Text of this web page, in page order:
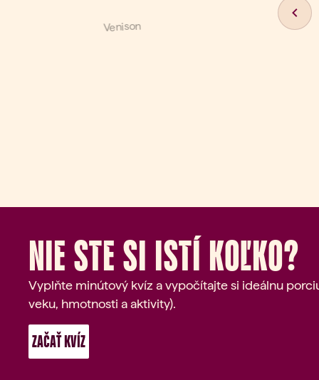
Nie ste si istí koľko?
Vyplňte minútový kvíz a vypočítajte si ideálnu
veku, hmotnosti a aktivity).
ZAČAŤ KVÍZ